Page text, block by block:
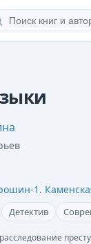
1.
Детектив
расследование